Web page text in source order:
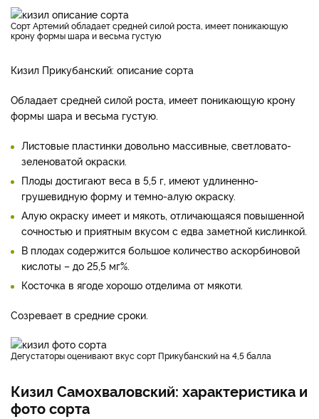
Сорт Артемий обладает средней силой роста, имеет поникающую
крону формы шара и весьма густую
Кизил Прикубанский: описание сорта
Обладает средней силой роста, имеет поникающую крону
формы шара и весьма густую.
Листовые пластинки довольно массивные, светловато-
зеленоватой окраски.
Плоды достигают веса в 5,5 г, имеют удлиненно-
грушевидную форму и темно-алую окраску.
Алую окраску имеет и мякоть, отличающаяся повышенной
сочностью и приятным вкусом с едва заметной кислинкой.
В плодах содержится большое количество аскорбиновой
кислоты – до 25,5 мг%.
Косточка в ягоде хорошо отделима от мякоти.
Созревает в средние сроки.
Дегустаторы оценивают вкус сорт Прикубанский на 4,5 балла
Кизил Самохваловский: характеристика и
фото сорта